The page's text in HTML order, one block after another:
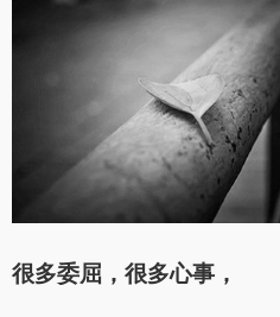
很多委屈，很多心事，